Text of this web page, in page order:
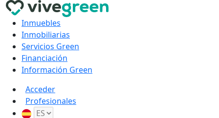
Inmuebles
Inmobiliarias
Servicios Green
Financiación
Información Green
Acceder
Profesionales